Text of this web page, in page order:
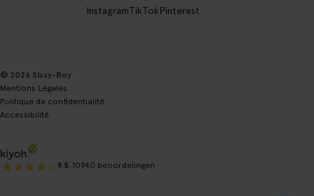
InstagramTikTokPinterest
© 2026 Sissy-Boy
Mentions Légales
Politique de confidentialité
Accessibilité
9.5 10940 beoordelingen